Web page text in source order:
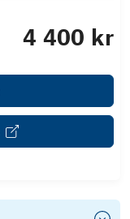
4 400 kr